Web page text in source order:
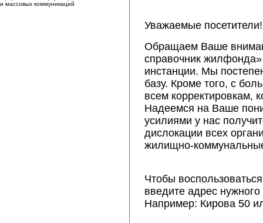
и массовых коммуникаций
Уважаемые посетители!
Обращаем Ваше
справочник
инстанции. Мы
базу. Кроме того, с
всем корректировкам,
Надеемся на Ваше
усилиями у нас
дислокации всех
жилищно-
Чтобы
введите адрес
Например: Кирова 50